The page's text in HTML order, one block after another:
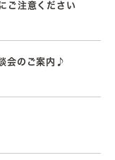
ご注意ください
会のご案内♪